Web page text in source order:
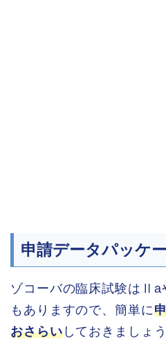
申請データパッケ
ゾコーバの臨床試験はⅡa
もありますので、簡単に
おさらいしておきましょう